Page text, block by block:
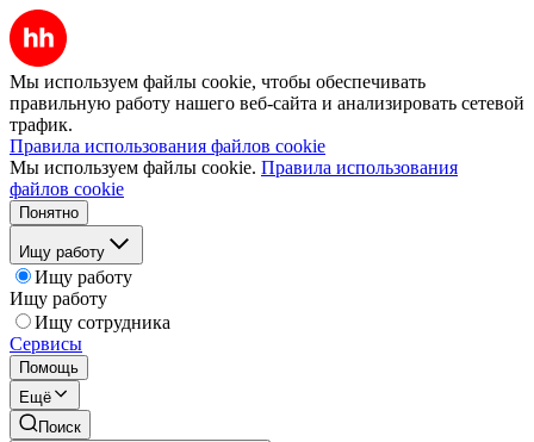
Мы используем файлы cookie, чтобы обеспечивать
правильную работу нашего веб-сайта и анализировать сетевой
трафик.
Правила использования файлов cookie
Мы используем файлы cookie. Правила использования
файлов cookie
Понятно
Ищу работу
Ищу работу
Ищу работу
Ищу сотрудника
Сервисы
Помощь
Ещё
Поиск